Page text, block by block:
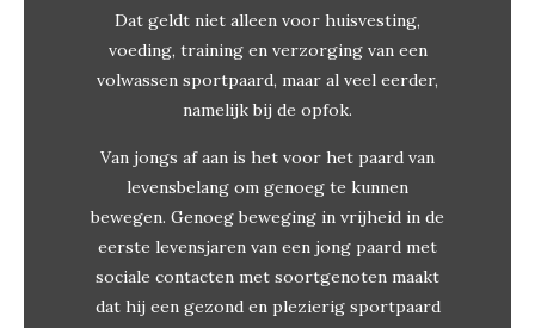
Dat geldt niet alleen voor huisvesting,
voeding, training en verzorging van een
volwassen sportpaard, maar al veel eerder,
namelijk bij de opfok.
Van jongs af aan is het voor het paard van
levensbelang om genoeg te kunnen
bewegen. Genoeg beweging in vrijheid in de
eerste levensjaren van een jong paard met
sociale contacten met soortgenoten maakt
dat hij een gezond en plezierig sportpaard